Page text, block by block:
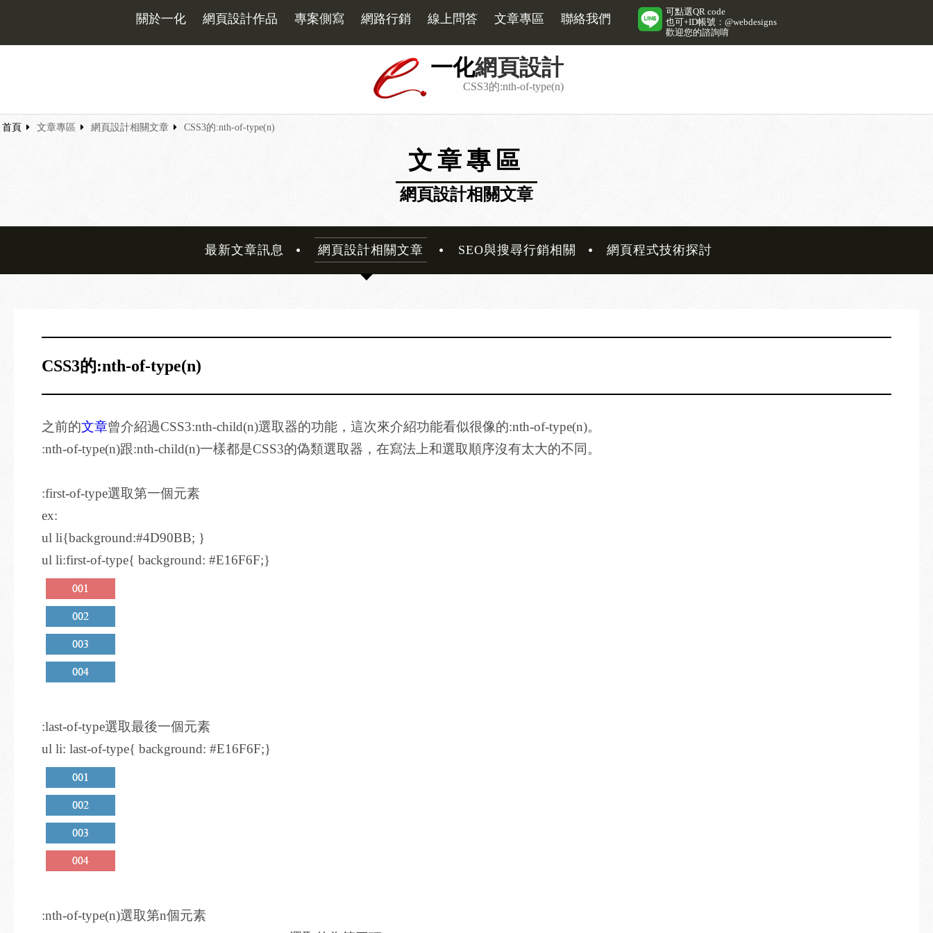
關於一化 網頁設計作品 專案側寫 網路行銷 線上問答 文章專區 聯絡我們
可點選QR code
也可+ID帳號：@webdesigns
歡迎您的諮詢唷
一化網頁設計
CSS3的:nth-of-type(n)
首頁 文章專區 網頁設計相關文章 CSS3的:nth-of-type(n)
文章專區
網頁設計相關文章
最新文章訊息 網頁設計相關文章 SEO與搜尋行銷相關 網頁程式技術探討
CSS3的:nth-of-type(n)
之前的文章曾介紹過CSS3:nth-child(n)選取器的功能，這次來介紹功能看似很像的:nth-of-type(n)。
:nth-of-type(n)跟:nth-child(n)一樣都是CSS3的偽類選取器，在寫法上和選取順序沒有太大的不同。
:first-of-type選取第一個元素
ex:
ul li{background:#4D90BB; }
ul li:first-of-type{ background: #E16F6F;}
:last-of-type選取最後一個元素
ul li: last-of-type{ background: #E16F6F;}
:nth-of-type(n)選取第n個元素